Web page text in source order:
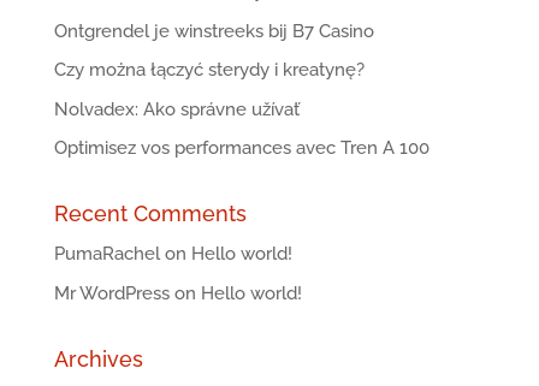
Ontgrendel je winstreeks bij B7 Casino
Czy można łączyć sterydy i kreatynę?
Nolvadex: Ako správne užívať
Optimisez vos performances avec Tren A 100
Recent Comments
PumaRachelon Hello world!
Mr WordPresson Hello world!
Archives